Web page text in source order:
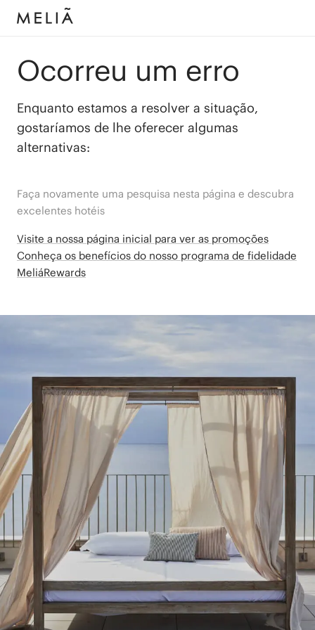
Ocorreu um erro
Enquanto estamos a resolver a situação,
gostaríamos de lhe oferecer algumas
alternativas:
Faça novamente uma pesquisa nesta página e descubra
excelentes hotéis
Visite a nossa página inicial para ver as promoções
Conheça os benefícios do nosso programa de fidelidade
MeliáRewards